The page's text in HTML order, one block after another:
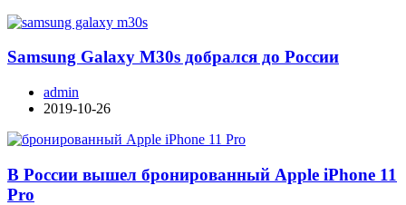
Samsung Galaxy M30s добрался до России
admin
2019-10-26
В России вышел бронированный Apple iPhone 11
Pro